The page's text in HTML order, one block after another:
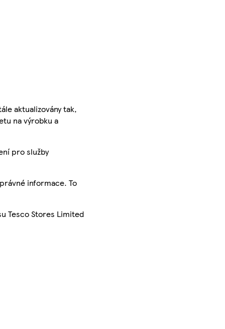
aktualizovány tak,
na výrobku a
pro služby
informace. To
Tesco Stores Limited